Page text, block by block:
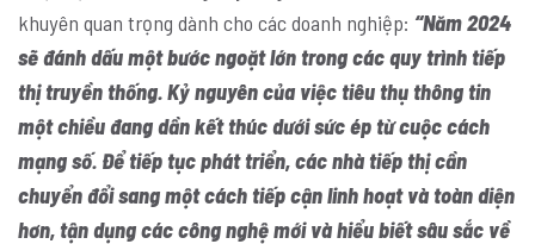
khuyên quan trọng dành cho các doanh nghiệp: “Năm 2024
sẽ đánh dấu một bước ngoặt lớn trong các quy trình tiếp
thị truyền thống. Kỷ nguyên của việc tiêu thụ thông tin
một chiều đang dần kết thúc dưới sức ép từ cuộc cách
mạng số. Để tiếp tục phát triển, các nhà tiếp thị cần
chuyển đổi sang một cách tiếp cận linh hoạt và toàn diện
hơn, tận dụng các công nghệ mới và hiểu biết sâu sắc về